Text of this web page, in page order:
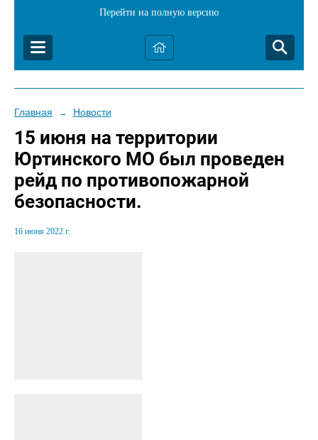
Перейти на полную версию
Главная → Новости
15 июня на территории
Юртинского МО был проведен
рейд по противопожарной
безопасности.
16 июня 2022 г.